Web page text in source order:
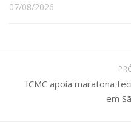
07/08/2026
ICMC apoia maratona
em